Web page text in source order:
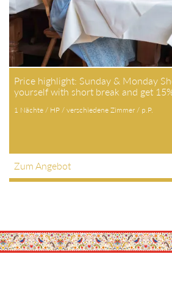
Price highlight: Sunday & Monday
yourself with short break and get
1 Nächte / HP / verschiedene Zimmer / p.P.
Zum Angebot